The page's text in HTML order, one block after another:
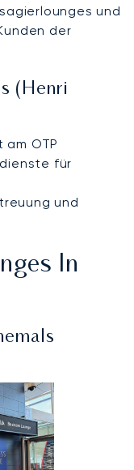
und
der
(Henri
OTP
für
und
In